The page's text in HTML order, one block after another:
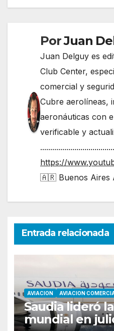
PorJuan
Juan Delguy es
Club Center,
comercial y
Cubre aerolíneas,
aeronáuticas con
verificable y
https://
🇦🇷 Buenos Aires
Entrada relacionada
AVIACION AVIACION
Saudia lideró
mundial en